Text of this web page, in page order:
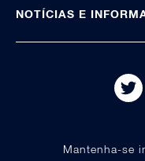
NOTÍCIAS E
Mantenha-se